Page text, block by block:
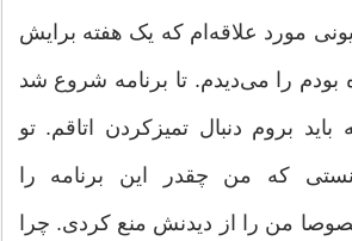
مورد علاقه‌ام که یک هفته برایش
را می‌دیدم. تا برنامه شروع شد
بروم دنبال تمیزکردن اتاقم. تو
که من چقدر این برنامه را
من را از دیدنش منع کردی. چرا